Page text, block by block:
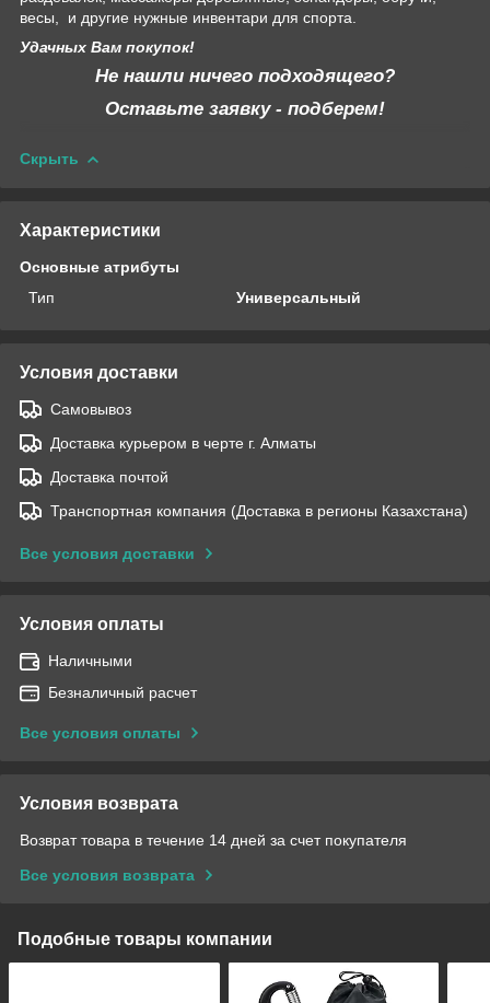
весы, и другие нужные инвентари для спорта.
Удачных Вам покупок!
Не нашли ничего подходящего?
Оставьте заявку - подберем!
Скрыть
Характеристики
Основные атрибуты
Тип
Универсальный
Условия доставки
Самовывоз
Доставка курьером в черте г. Алматы
Доставка почтой
Транспортная компания (Доставка в регионы Казахстана)
Все условия доставки
Условия оплаты
Наличными
Безналичный расчет
Все условия оплаты
Условия возврата
Возврат товара в течение 14 дней за счет покупателя
Все условия возврата
Подобные товары компании